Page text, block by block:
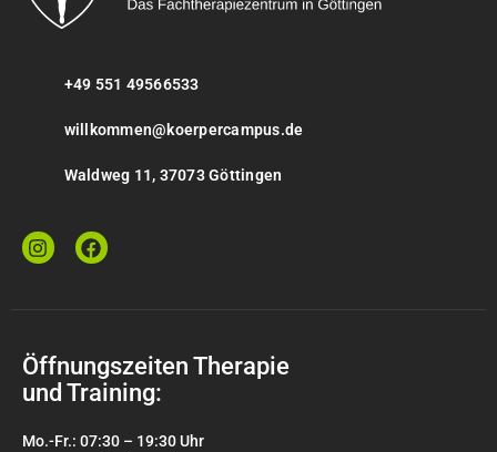
+49 551 49566533
willkommen@koerpercampus.de
Waldweg 11, 37073 Göttingen
Öffnungszeiten Therapie
und Training:
Mo.-Fr.: 07:30 – 19:30 Uhr